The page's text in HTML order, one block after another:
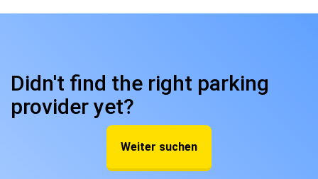
Didn't find the right parking
provider yet?
Weiter suchen